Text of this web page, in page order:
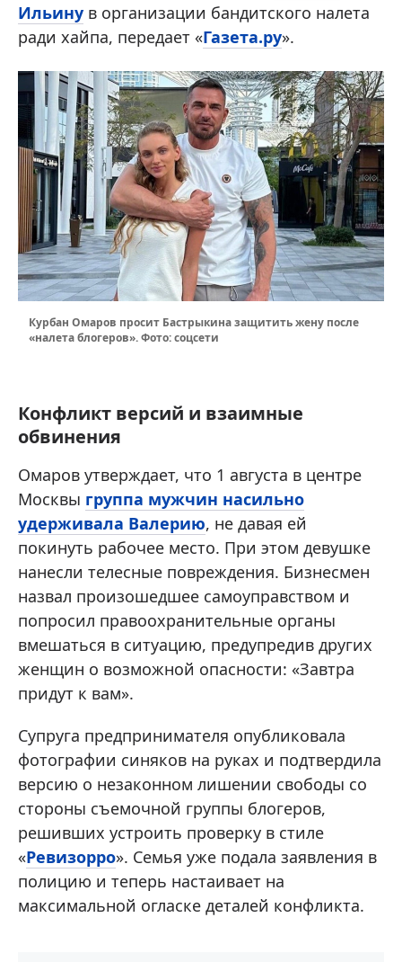
Ильину в организации бандитского налета
ради хайпа, передает «Газета.ру».
Курбан Омаров просит Бастрыкина защитить жену после
«налета блогеров». Фото: соцсети
Конфликт версий и взаимные
обвинения
Омаров утверждает, что 1 августа в центре
Москвы группа мужчин насильно
удерживала Валерию, не давая ей
покинуть рабочее место. При этом девушке
нанесли телесные повреждения. Бизнесмен
назвал произошедшее самоуправством и
попросил правоохранительные органы
вмешаться в ситуацию, предупредив других
женщин о возможной опасности: «Завтра
придут к вам».
Супруга предпринимателя опубликовала
фотографии синяков на руках и подтвердила
версию о незаконном лишении свободы со
стороны съемочной группы блогеров,
решивших устроить проверку в стиле
«Ревизорро». Семья уже подала заявления в
полицию и теперь настаивает на
максимальной огласке деталей конфликта.